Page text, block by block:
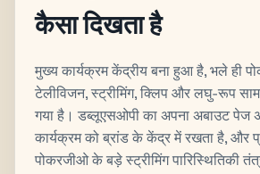
कैसा दिखता है
मुख्य कार्यक्रम केंद्रीय बना हुआ है, भले ही
टेलीविजन, स्ट्रीमिंग, क्लिप और लघु-रूप
गया है। डब्लूएसओपी का अपना अबाउट पेज
कार्यक्रम को ब्रांड के केंद्र में रखता है, और
पोकरजीओ के बड़े स्ट्रीमिंग पारिस्थितिकी